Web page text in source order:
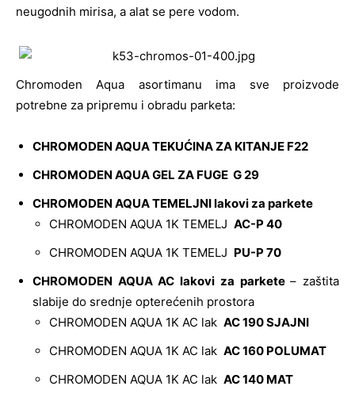
neugodnih mirisa, a alat se pere vodom.
Chromoden Aqua asortimanu ima sve proizvode
potrebne za pripremu i obradu parketa:
CHROMODEN AQUA TEKUĆINA ZA KITANJE F22
CHROMODEN AQUA GEL ZA FUGE G 29
CHROMODEN AQUA TEMELJNI lakovi za parkete
CHROMODEN AQUA 1K TEMELJ AC-P 40
CHROMODEN AQUA 1K TEMELJ PU-P 70
CHROMODEN AQUA AC lakovi za parkete– zaštita
slabije do srednje opterećenih prostora
CHROMODEN AQUA 1K AC lak AC 190 SJAJNI
CHROMODEN AQUA 1K AC lak AC 160 POLUMAT
CHROMODEN AQUA 1K AC lak AC 140 MAT